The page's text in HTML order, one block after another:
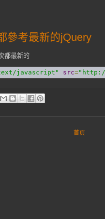
參考最新的jQuery
都最新的
javascript" src=
首頁